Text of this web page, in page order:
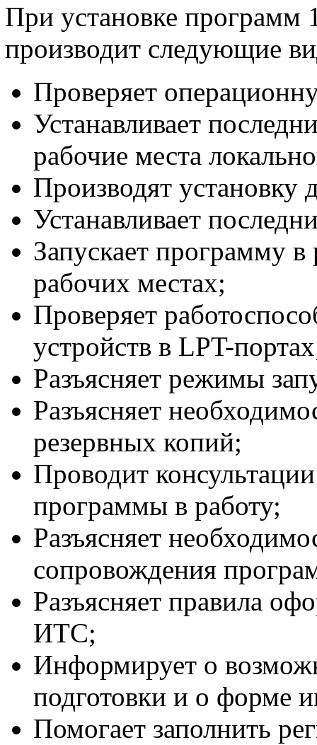
При установке программ
производит следующие
Проверяет
Устанавливает
рабочие места
Производят
Устанавливает
Запускает программу в
рабочих местах;
Проверяет
устройств в LPT-
Разъясняет режимы
Разъясняет
резервных копий;
Проводит
программы в работу;
Разъясняет
сопровождения
Разъясняет правила
ИТС;
Информирует о
подготовки и о форме
Помогает заполнить